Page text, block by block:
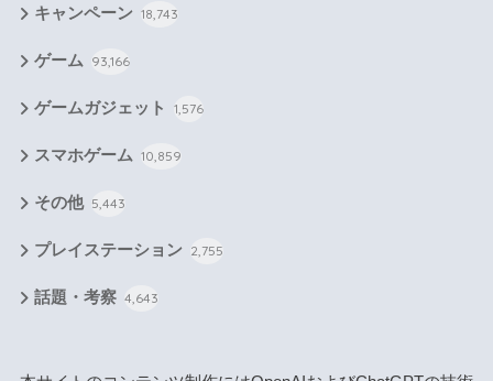
キャンペーン 18,743
ゲーム 93,166
ゲームガジェット 1,576
スマホゲーム 10,859
その他 5,443
プレイステーション 2,755
話題・考察 4,643